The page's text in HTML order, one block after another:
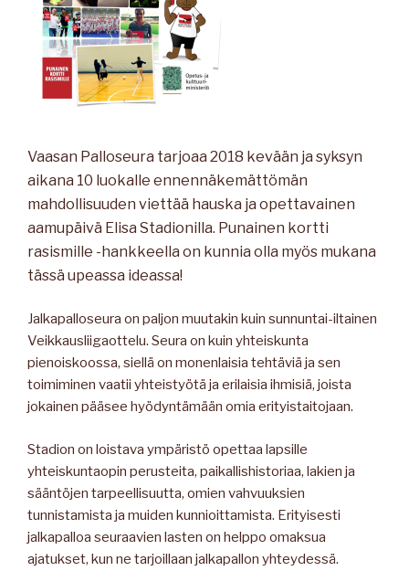
Vaasan Palloseura tarjoaa 2018 kevään ja syksyn
aikana 10 luokalle ennennäkemättömän
mahdollisuuden viettää hauska ja opettavainen
aamupäivä Elisa Stadionilla. Punainen kortti
rasismille -hankkeella on kunnia olla myös mukana
tässä upeassa ideassa!
Jalkapalloseura on paljon muutakin kuin sunnuntai-iltainen
Veikkausliigaottelu. Seura on kuin yhteiskunta
pienoiskoossa, siellä on monenlaisia tehtäviä ja sen
toimiminen vaatii yhteistyötä ja erilaisia ihmisiä, joista
jokainen pääsee hyödyntämään omia erityistaitojaan.
Stadion on loistava ympäristö opettaa lapsille
yhteiskuntaopin perusteita, paikallishistoriaa, lakien ja
sääntöjen tarpeellisuutta, omien vahvuuksien
tunnistamista ja muiden kunnioittamista. Erityisesti
jalkapalloa seuraavien lasten on helppo omaksua
ajatukset, kun ne tarjoillaan jalkapallon yhteydessä.